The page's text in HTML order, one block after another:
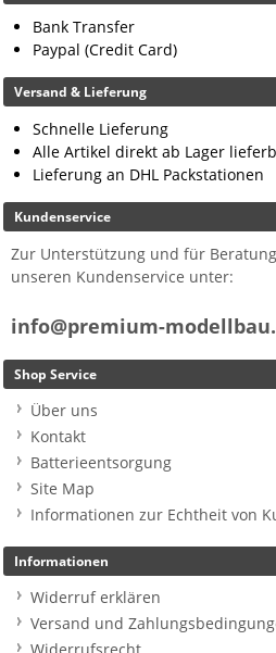
Bank Transfer
Paypal (Credit Card)
Versand & Lieferung
Schnelle Lieferung
Alle Artikel direkt ab Lager
Lieferung an DHL Packstationen
Kundenservice
Zur Unterstützung und für
unseren Kundenservice unter:
info@premium-
Shop Service
Über uns
Kontakt
Batterieentsorgung
Site Map
Informationen zur Echtheit von
Informationen
Widerruf erklären
Versand und